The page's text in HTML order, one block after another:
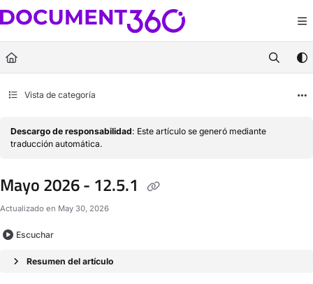
Documentation Index
Fetch the complete documentation index at:https://docs.document360.com/
Use this file to discover all available pages before exploring further.
Vista de categoría
Descargo de responsabilidad: Este artículo se generó mediante
traducción automática.
Mayo 2026 - 12.5.1
Actualizado en May 30, 2026
Escuchar
Resumen del artículo